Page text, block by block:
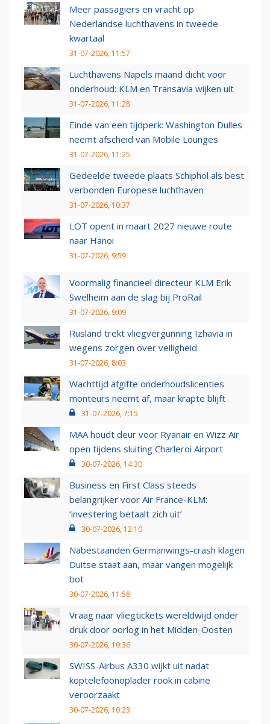
Meer passagiers en vracht op
Nederlandse luchthavens in tweede
kwartaal
31-07-2026, 11:57
Luchthavens Napels maand dicht voor
onderhoud: KLM en Transavia wijken uit
31-07-2026, 11:28
Einde van een tijdperk: Washington Dulles
neemt afscheid van Mobile Lounges
31-07-2026, 11:25
Gedeelde tweede plaats Schiphol als best
verbonden Europese luchthaven
31-07-2026, 10:37
LOT opent in maart 2027 nieuwe route
naar Hanoi
31-07-2026, 9:59
Voormalig financieel directeur KLM Erik
Swelheim aan de slag bij ProRail
31-07-2026, 9:09
Rusland trekt vliegvergunning Izhavia in
wegens zorgen over veiligheid
31-07-2026, 8:03
Wachttijd afgifte onderhoudslicenties
monteurs neemt af, maar krapte blijft
31-07-2026, 7:15
MAA houdt deur voor Ryanair en Wizz Air
open tijdens sluiting Charleroi Airport
30-07-2026, 14:30
Business en First Class steeds
belangrijker voor Air France-KLM:
‘investering betaalt zich uit’
30-07-2026, 12:10
Nabestaanden Germanwings-crash klagen
Duitse staat aan, maar vangen mogelijk
bot
30-07-2026, 11:58
Vraag naar vliegtickets wereldwijd onder
druk door oorlog in het Midden-Oosten
30-07-2026, 10:36
SWISS-Airbus A330 wijkt uit nadat
koptelefoonoplader rook in cabine
veroorzaakt
30-07-2026, 10:23